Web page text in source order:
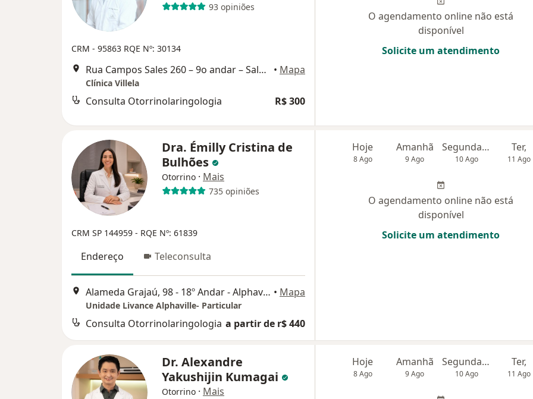
93 opiniões
CRM - 95863 RQE Nº: 30134
Rua Campos Sales 260 – 9o andar – Salas 93 e 94, Barueri • Mapa
Clínica Villela
Consulta Otorrinolaringologia R$ 300
O agendamento online não está
disponível
Solicite um atendimento
Dra. Émilly Cristina de
Bulhões
Otorrino · Mais
735 opiniões
CRM SP 144959 - RQE Nº: 61839
Endereço Teleconsulta
Alameda Grajaú, 98 - 18º Andar - Alphaville Industrial,, Barueri • Mapa
Unidade Livance Alphaville- Particular
Consulta Otorrinolaringologia a partir de r$ 440
Hoje
8 Ago
Amanhã
9 Ago
Segunda-feira
10 Ago
Ter,
11 Ago
O agendamento online não está
disponível
Solicite um atendimento
Dr. Alexandre
Yakushijin Kumagai
Otorrino · Mais
Hoje
8 Ago
Amanhã
9 Ago
Segunda-feira
10 Ago
Ter,
11 Ago